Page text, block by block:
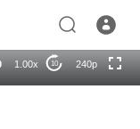
1.00x 10 240p
HD